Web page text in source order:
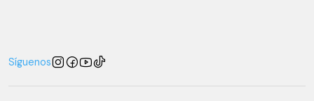
Síguenos